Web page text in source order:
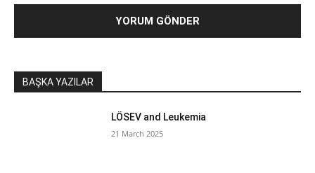
BAŞKA YAZILAR
LÖSEV and Leukemia
21 March 2025